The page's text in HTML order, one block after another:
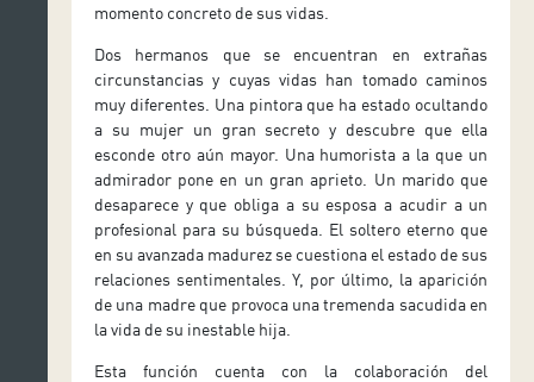
momento concreto de sus vidas.
Dos hermanos que se encuentran en extrañas
circunstancias y cuyas vidas han tomado caminos
muy diferentes. Una pintora que ha estado ocultando
a su mujer un gran secreto y descubre que ella
esconde otro aún mayor. Una humorista a la que un
admirador pone en un gran aprieto. Un marido que
desaparece y que obliga a su esposa a acudir a un
profesional para su búsqueda. El soltero eterno que
en su avanzada madurez se cuestiona el estado de sus
relaciones sentimentales. Y, por último, la aparición
de una madre que provoca una tremenda sacudida en
la vida de su inestable hija.
Esta función cuenta con la colaboración del